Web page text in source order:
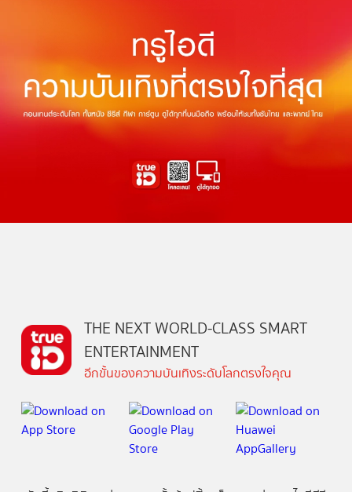
THE NEXT WORLD-CLASS SMART
ENTERTAINMENT
อีกขั้นของความบันเทิงระดับโลกตรงใจคุณ